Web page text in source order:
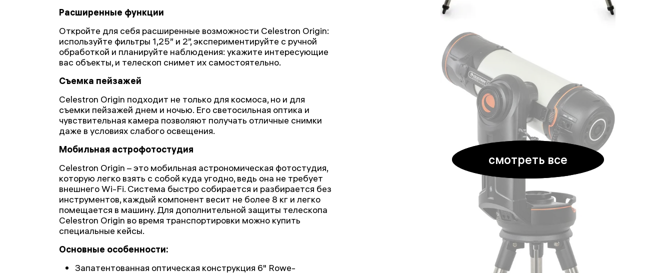
смотреть все
Расширенные функции
Откройте для себя расширенные возможности Celestron Origin:
используйте фильтры 1,25” и 2”, экспериментируйте с ручной
обработкой и планируйте наблюдения: укажите интересующие
вас объекты, и телескоп снимет их самостоятельно.
Съемка пейзажей
Celestron Origin подходит не только для космоса, но и для
съемки пейзажей днем и ночью. Его светосильная оптика и
чувствительная камера позволяют получать отличные снимки
даже в условиях слабого освещения.
Мобильная астрофотостудия
Celestron Origin – это мобильная астрономическая фотостудия,
которую легко взять с собой куда угодно, ведь она не требует
внешнего Wi-Fi. Система быстро собирается и разбирается без
инструментов, каждый компонент весит не более 8 кг и легко
помещается в машину. Для дополнительной защиты телескопа
Celestron Origin во время транспортировки можно купить
специальные кейсы.
Основные особенности:
Запатентованная оптическая конструкция 6" Rowe-